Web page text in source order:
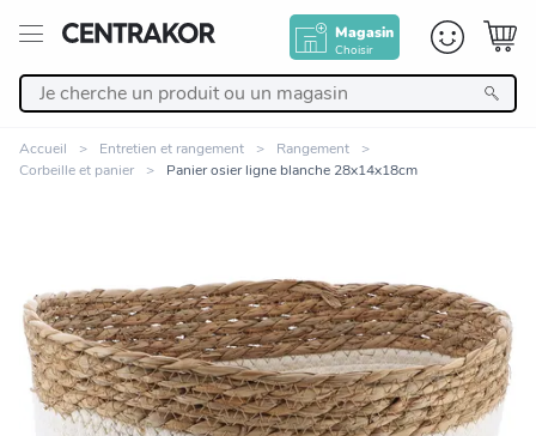
Magasin
Choisir
Linge de maison
Meuble
Accueil Entretien et rangement
Rangement
Corbeille et panier
Panier osier ligne blanche 28x14x18cm